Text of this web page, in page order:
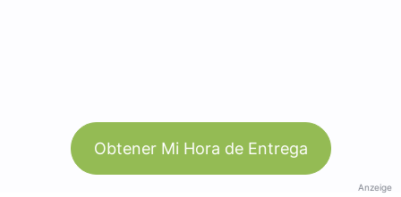
Obtener Mi Hora de Entrega
Anzeige